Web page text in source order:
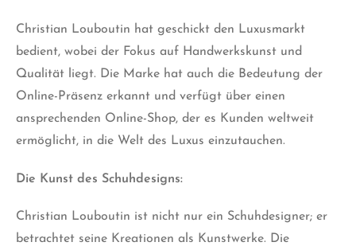
Christian Louboutin hat geschickt den Luxusmarkt
bedient, wobei der Fokus auf Handwerkskunst und
Qualität liegt. Die Marke hat auch die Bedeutung der
Online-Präsenz erkannt und verfügt über einen
ansprechenden Online-Shop, der es Kunden weltweit
ermöglicht, in die Welt des Luxus einzutauchen.
Die Kunst des Schuhdesigns:
Christian Louboutin ist nicht nur ein Schuhdesigner; er
betrachtet seine Kreationen als Kunstwerke. Die